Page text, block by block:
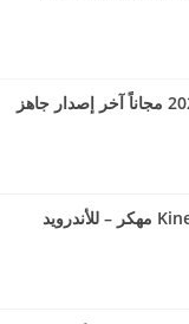
تحميل Yacine TV ياسين تيفي 2026 مجاناً آخر إصدار جاهز
تحميل كين ماستر 2026 KineMaster مهكر – للأندرويد